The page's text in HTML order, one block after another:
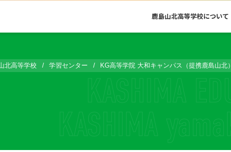
鹿島山北高等学校について
北高等学校 学習センター KG高等学院 大和キャンパス（提携鹿島山北）